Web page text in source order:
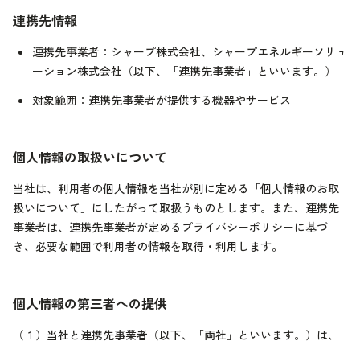
連携先情報
連携先事業者：シャープ株式会社、シャープエネルギーソリュ
ーション株式会社（以下、「連携先事業者」といいます。）
対象範囲：連携先事業者が提供する機器やサービス
個人情報の取扱いについて
当社は、利用者の個人情報を当社が別に定める「個人情報のお取
扱いについて」にしたがって取扱うものとします。また、連携先
事業者は、連携先事業者が定めるプライバシーポリシーに基づ
き、必要な範囲で利用者の情報を取得・利用します。
個人情報の第三者への提供
（１） 当社と連携先事業者（以下、「両社」といいます。）は、